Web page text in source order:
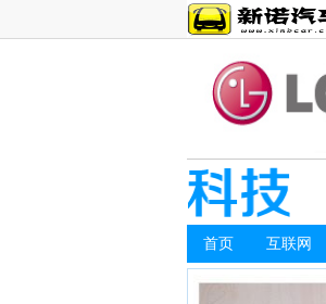
首页 互联网